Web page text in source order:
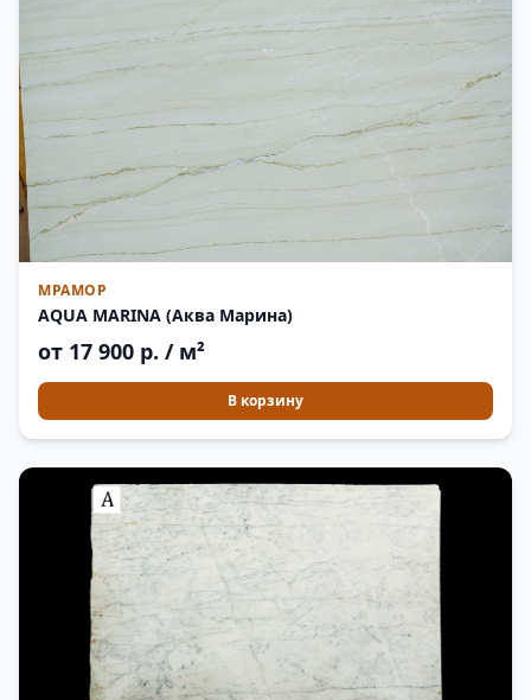
МРАМОР
AQUA MARINA (Аква Марина)
от 17 900 р. / м²
В корзину